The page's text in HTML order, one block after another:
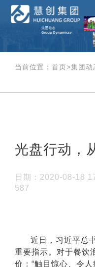
当前位置： 首页>集团动
光盘行动，
日期：2020-08-18
587
近日，习近平总
重要指示。对于餐饮
价：“触目惊心、令